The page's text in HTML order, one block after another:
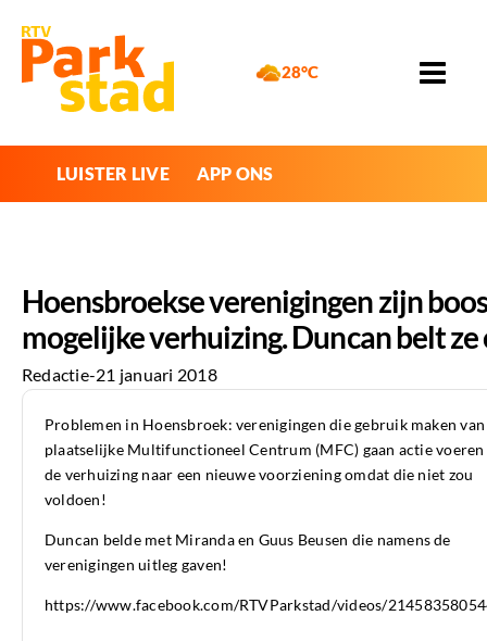
28°C
LUISTER LIVE APP ONS
Hoensbroekse verenigingen zijn
mogelijke verhuizing. Duncan belt ze
Redactie-21 januari 2018
Problemen in Hoensbroek: verenigingen die gebruik maken
plaatselijke Multifunctioneel Centrum (MFC) gaan actie voeren
de verhuizing naar een nieuwe voorziening omdat die niet zou
voldoen!
Duncan belde met Miranda en Guus Beusen die namens de
verenigingen uitleg gaven!
https://www.facebook.com/RTVParkstad/videos/